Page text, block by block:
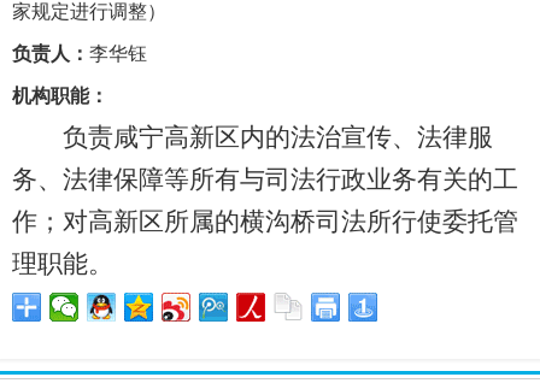
家规定进行调整）
负责人： 李华钰
机构职能：
负责咸宁高新区内的法治宣传、法律服
务、法律保障等所有与司法行政业务有关的工
作；对高新区所属的横沟桥司法所行使委托管
理职能。